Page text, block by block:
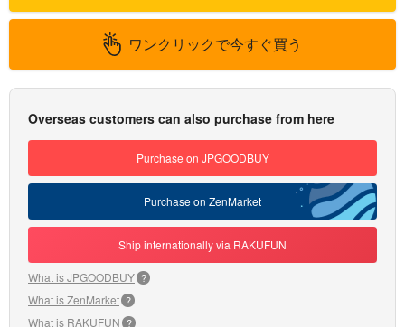
ワンクリックで今すぐ買う
Overseas customers can also purchase from here
Purchase on JPGOODBUY
Purchase on ZenMarket
Ship internationally via RAKUFUN
What is JPGOODBUY ?
What is ZenMarket ?
What is RAKUFUN ?